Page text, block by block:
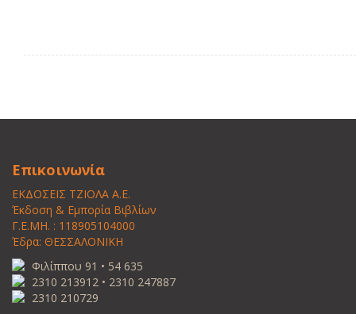
Επικοινωνία
ΕΚΔΟΣΕΙΣ ΤΖΙΟΛΑ Α.Ε.
Έκδοση & Εμπορία Βιβλίων
Γ.Ε.ΜΗ. : 118905104000
Έδρα: ΘΕΣΣΑΛΟΝΙΚΗ
Φιλίππου 91 • 54 635
2310 213912 • 2310 247887
2310 210729